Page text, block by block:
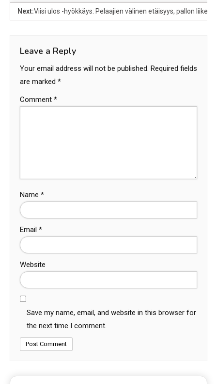
Next:Viisi ulos -hyökkäys: Pelaajien välinen etäisyys, pallon liike,
Leave a Reply
Your email address will not be published. Required fields
are marked *
Comment *
Name *
Email *
Website
Save my name, email, and website in this browser for
the next time I comment.